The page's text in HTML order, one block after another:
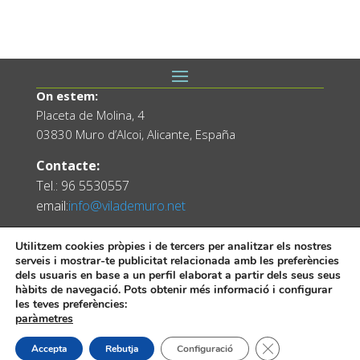
On estem:
Placeta de Molina, 4
03830 Muro d’Alcoi, Alicante, España
Contacte:
Tel.: 96 5530557
email:info@vilademuro.net
Web desenvolupada pel Servei d'Informàtica
Diputació d'Alacant.
Utilitzem cookies pròpies i de tercers per analitzar els nostres
serveis i mostrar-te publicitat relacionada amb les preferències
dels usuaris en base a un perfil elaborat a partir dels seus seus
hàbits de navegació. Pots obtenir més informació i configurar
les teves preferències:
paràmetres
Accepta Rebutja Configuració Tanca el bàner de